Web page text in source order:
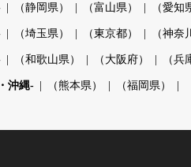
（静岡県） （富山県） （愛知
（埼玉県） （東京都） （神奈
（和歌山県） （大阪府） （兵
沖縄- （熊本県） （福岡県）